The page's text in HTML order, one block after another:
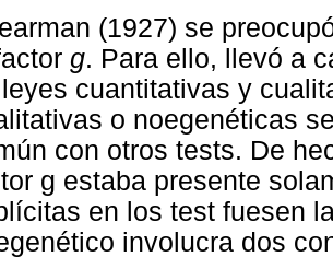
(1927) se
g. Para ello, llevó a
cuantitativas y
o noegenéticas
con otros tests. De
g estaba presente
en los test fuesen
involucra dos